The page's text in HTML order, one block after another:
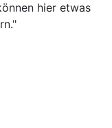
hier etwas